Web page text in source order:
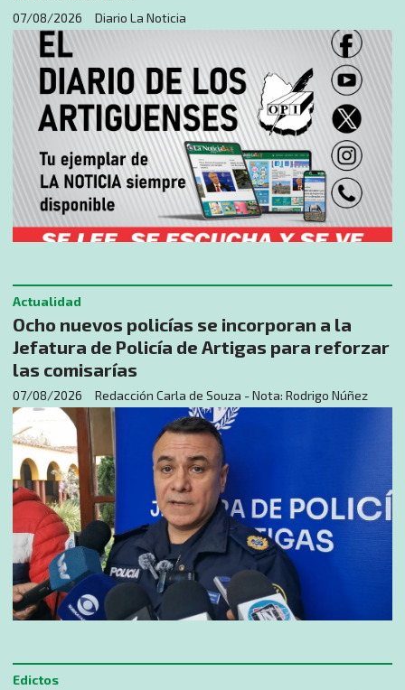
Diario La Noticia
07/08/2026
Ocho nuevos policías se incorporan a la
Jefatura de Policía de Artigas para reforzar
las comisarías
Redacción Carla de Souza - Nota: Rodrigo Núñez
Actualidad
07/08/2026
Edictos